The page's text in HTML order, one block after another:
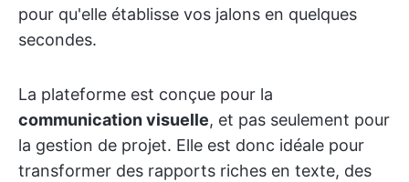
pour qu'elle établisse vos jalons en quelques
secondes.
La plateforme est conçue pour la
communication visuelle, et pas seulement pour
la gestion de projet. Elle est donc idéale pour
transformer des rapports riches en texte, des